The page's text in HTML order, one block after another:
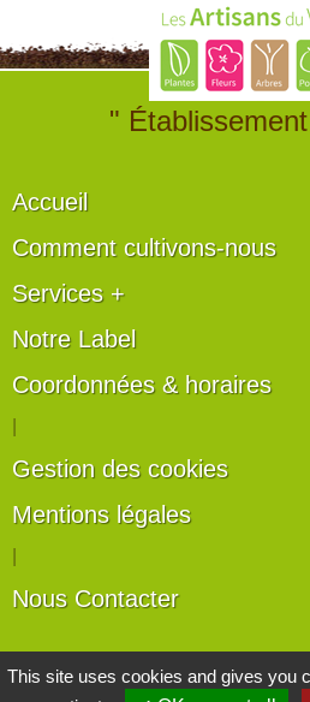
"
Accueil
Comment cultivons-nous
Services +
Notre Label
Coordonnées & horaires
Gestion des cookies
Mentions légales
Nous Contacter
Les artisans du
This site uses cookies and gives you